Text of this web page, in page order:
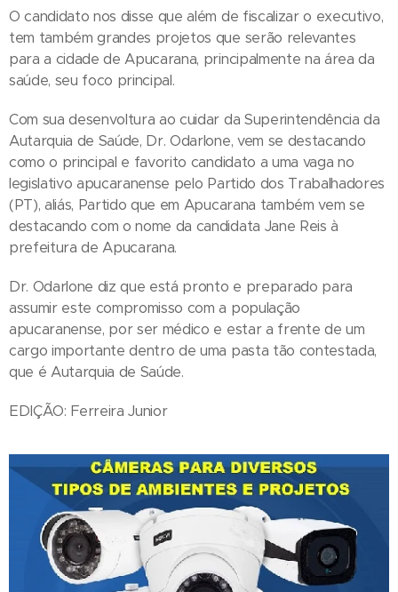
O candidato nos disse que além de fiscalizar o executivo,
tem também grandes projetos que serão relevantes
para a cidade de Apucarana, principalmente na área da
saúde, seu foco principal.
Com sua desenvoltura ao cuidar da Superintendência da
Autarquia de Saúde, Dr. Odarlone, vem se destacando
como o principal e favorito candidato a uma vaga no
legislativo apucaranense pelo Partido dos Trabalhadores
(PT), aliás, Partido que em Apucarana também vem se
destacando com o nome da candidata Jane Reis à
prefeitura de Apucarana.
Dr. Odarlone diz que está pronto e preparado para
assumir este compromisso com a população
apucaranense, por ser médico e estar a frente de um
cargo importante dentro de uma pasta tão contestada,
que é Autarquia de Saúde.
EDIÇÃO: Ferreira Junior